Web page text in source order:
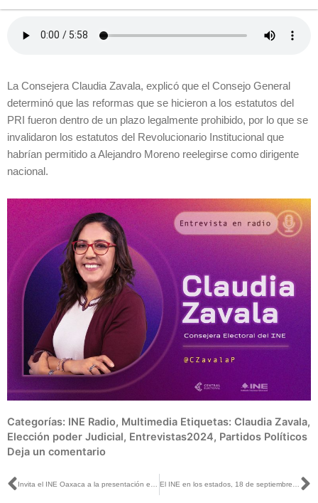
La Consejera Claudia Zavala, explicó que el Consejo General
determinó que las reformas que se hicieron a los estatutos del
PRI fueron dentro de un plazo legalmente prohibido, por lo que se
invalidaron los estatutos del Revolucionario Institucional que
habrían permitido a Alejandro Moreno reelegirse como dirigente
nacional.
Categorías: INE Radio, Multimedia Etiquetas: Claudia Zavala,
Elección poder Judicial, Entrevistas2024, Partidos Políticos
Deja un comentario
Ant